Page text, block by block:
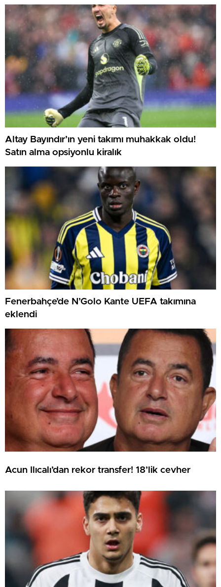
Altay Bayındır’ın yeni takımı muhakkak oldu!
Satın alma opsiyonlu kiralık
Fenerbahçe’de N’Golo Kante UEFA takımına
eklendi
Acun Ilıcalı’dan rekor transfer! 18’lik cevher